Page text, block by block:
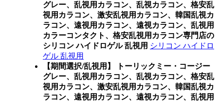
グレー、乱視用カラコン、乱視カラコン、格安乱
視用カラコン、激安乱視用カラコン、韓国乱視カ
ラコン、遠視用カラコン、遠視カラコン、乱視用
カラーコンタクト、格安乱視用カラコン専門店の
シリコン ハイドロゲル 乱視用 シリコン ハイドロ
ゲル 乱視用
【期間選択/乱視用】 トーリックミー・コージー
グレー、乱視用カラコン、乱視カラコン、格安乱
視用カラコン、激安乱視用カラコン、韓国乱視カ
ラコン、遠視用カラコン、遠視カラコン、乱視用